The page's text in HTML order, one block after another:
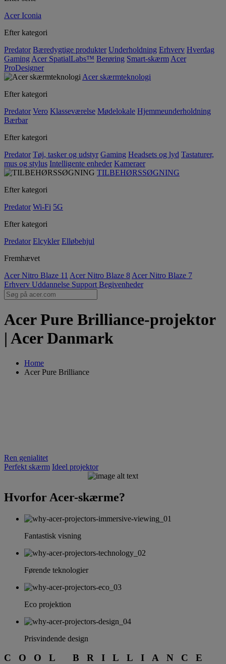
Acer Iconia
Efter kategori
Predator Bæredygtige produkter Underholdning Erhverv Hverdag
Gaming Acer SpatialLabs™ Berøring Smart-skærm Acer
ProDesigner
Acer skærmteknologi
Efter kategori
Predator Vero Klasseværelse Mødelokale Hjemmeunderholdning
Bærbar
Efter kategori
Predator Tøj, tasker og udstyr Gaming Headsets og lyd Tastaturer,
mus og stylus Intelligente enheder Kameraer
TILBEHØRSSØGNING
Efter kategori
Predator Wi-Fi 5G
Efter kategori
Predator Elcykler Elløbehjul
Fremhævet
Acer Nitro Blaze 11 Acer Nitro Blaze 8 Acer Nitro Blaze 7
Erhverv Uddannelse Support Begivenheder
Acer Pure Brilliance-projektor
| Acer Danmark
Home
Acer Pure Brilliance
Ren genialitet
Perfekt skærm Ideel projektor
PURE
BRILLIANCE
Hvorfor Acer-skærme?
Fantastisk visning
Førende teknologier
Eco projektion
Prisvindende design
COOL BRILLIANCE